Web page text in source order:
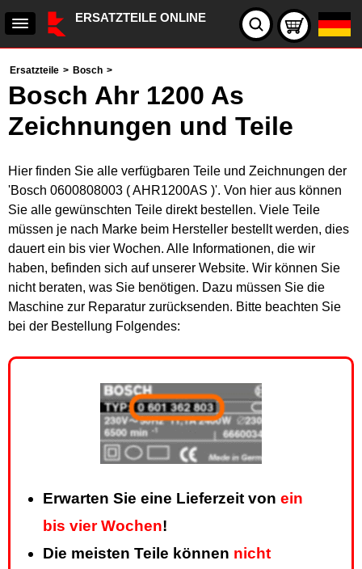
ERSATZTEILE ONLINE
Ersatzteile > Bosch >
Bosch Ahr 1200 As
Zeichnungen und Teile
Hier finden Sie alle verfügbaren Teile und Zeichnungen der
'Bosch 0600808003 ( AHR1200AS )'. Von hier aus können
Sie alle gewünschten Teile direkt bestellen. Viele Teile
müssen je nach Marke beim Hersteller bestellt werden, dies
dauert ein bis vier Wochen. Alle Informationen, die wir
haben, befinden sich auf unserer Website. Wir können Sie
nicht beraten, was Sie benötigen. Dazu müssen Sie die
Maschine zur Reparatur zurücksenden. Bitte beachten Sie
bei der Bestellung Folgendes:
Erwarten Sie eine Lieferzeit von ein
bis vier Wochen!
Die meisten Teile können nicht